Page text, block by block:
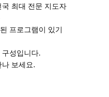
국 최대 전문 지도자
프로그램이 있기
구성입니다.
나 보세요.